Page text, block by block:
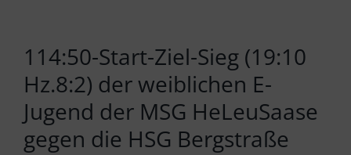
114:50-Start-Ziel-Sieg (19:10
Hz.8:2) der weiblichen E-
Jugend der MSG HeLeuSaase
gegen die HSG Bergstraße